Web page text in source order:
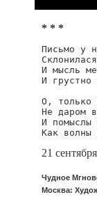
* * *
Письмо у
И мысль
И
О, только
Не даром
И помыслы
Как
21
Чудное
Москва: